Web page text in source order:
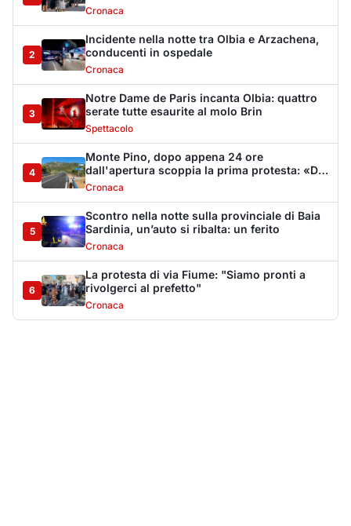
Cronaca
2
Incidente nella notte tra Olbia e Arzachena,
conducenti in ospedale
Cronaca
3
Notre Dame de Paris incanta Olbia: quattro
serate tutte esaurite al molo Brin
Spettacolo
4
Monte Pino, dopo appena 24 ore
dall'apertura scoppia la prima protesta: «Da
Muddizza Piana come svoltiamo per Olbia?»
Cronaca
5
Scontro nella notte sulla provinciale di Baia
Sardinia, un’auto si ribalta: un ferito
Cronaca
6
La protesta di via Fiume: "Siamo pronti a
rivolgerci al prefetto"
Cronaca